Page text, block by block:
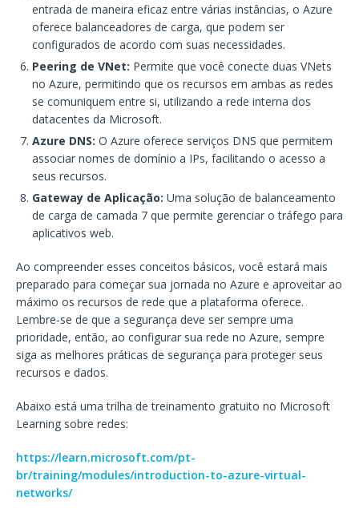
entrada de maneira eficaz entre várias instâncias, o Azure
oferece balanceadores de carga, que podem ser
configurados de acordo com suas necessidades.
Peering de VNet: Permite que você conecte duas VNets
no Azure, permitindo que os recursos em ambas as redes
se comuniquem entre si, utilizando a rede interna dos
datacentes da Microsoft.
Azure DNS: O Azure oferece serviços DNS que permitem
associar nomes de domínio a IPs, facilitando o acesso a
seus recursos.
Gateway de Aplicação: Uma solução de balanceamento
de carga de camada 7 que permite gerenciar o tráfego para
aplicativos web.
Ao compreender esses conceitos básicos, você estará mais
preparado para começar sua jornada no Azure e aproveitar ao
máximo os recursos de rede que a plataforma oferece.
Lembre-se de que a segurança deve ser sempre uma
prioridade, então, ao configurar sua rede no Azure, sempre
siga as melhores práticas de segurança para proteger seus
recursos e dados.
Abaixo está uma trilha de treinamento gratuito no Microsoft
Learning sobre redes:
https://learn.microsoft.com/pt-
br/training/modules/introduction-to-azure-virtual-
networks/